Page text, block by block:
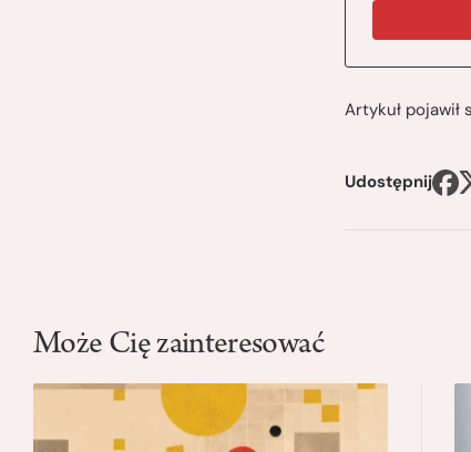
Artykuł pojawił
Udostępnij
Może Cię zainteresować